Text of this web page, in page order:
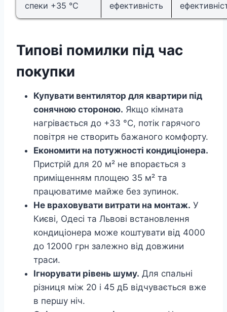
спеки +35 °C
ефективність
Типові помилки під час
покупки
Купувати вентилятор для квартири під
сонячною стороною. Якщо кімната
нагрівається до +33 °C, потік гарячого
повітря не створить бажаного комфорту.
Економити на потужності кондиціонера.
Пристрій для 20 м² не впорається з
приміщенням площею 35 м² та
працюватиме майже без зупинок.
Не враховувати витрати на монтаж. У
Києві, Одесі та Львові встановлення
кондиціонера може коштувати від 4000
до 12000 грн залежно від довжини
траси.
Ігнорувати рівень шуму. Для спальні
різниця між 20 і 45 дБ відчувається вже
в першу ніч.